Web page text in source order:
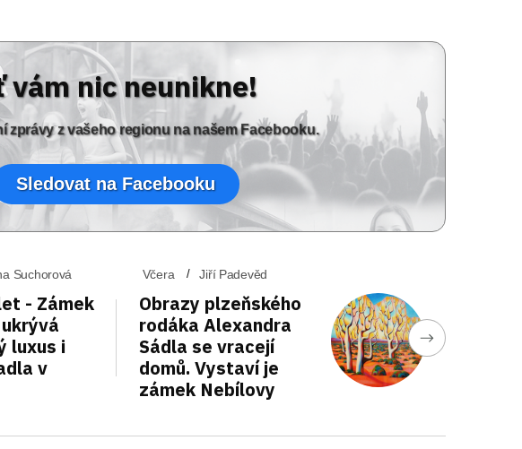
vám nic neunikne!
zprávy z vašeho regionu na našem Facebooku.
Sledovat na Facebooku
Suchorová
- Zámek
luxus i
v
Včera Jiří Padevěd
Obrazy plzeňského
rodáka Alexandra
Sádla se vracejí
domů. Vystaví je
zámek Nebílovy